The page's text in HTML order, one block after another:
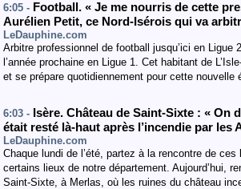
6:05 - Football. « Je me nourris de cette
Aurélien Petit, ce Nord-Isérois qui va
LeDauphine.com
Arbitre professionnel de football jusqu’ici en Ligue
l’année prochaine en Ligue 1. Cet habitant de
et se prépare quotidiennement pour cette nouvelle
6:03 - Isère. Château de Saint-Sixte : « On
était resté là-haut après l’incendie par les
LeDauphine.com
Chaque lundi de l’été, partez à la rencontre de ces
certains lieux de notre département. Aujourd’hui,
Saint-Sixte, à Merlas, où les ruines du château